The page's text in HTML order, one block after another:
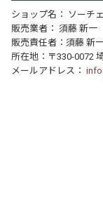
ショップ名： ソーチ
販売業者： 須藤 新一
販売責任者：須藤 新
所在地：〒330-0072
メールアドレス：